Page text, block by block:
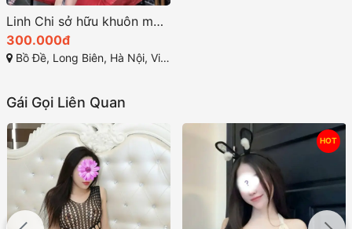
Linh Chi sở hữu khuôn mặt xinh xắn dịu dàng và quyến rũ
300.000đ
Bồ Đề, Long Biên, Hà Nội, Việt Nam
Gái Gọi Liên Quan
HOT